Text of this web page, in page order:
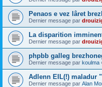
Penaos e vez lâret
Dernier message par
La disparition
Dernier message par
phpbb galleg
Dernier message par koulma
Adlenn EIL(!) maladur
Dernier message par Alan